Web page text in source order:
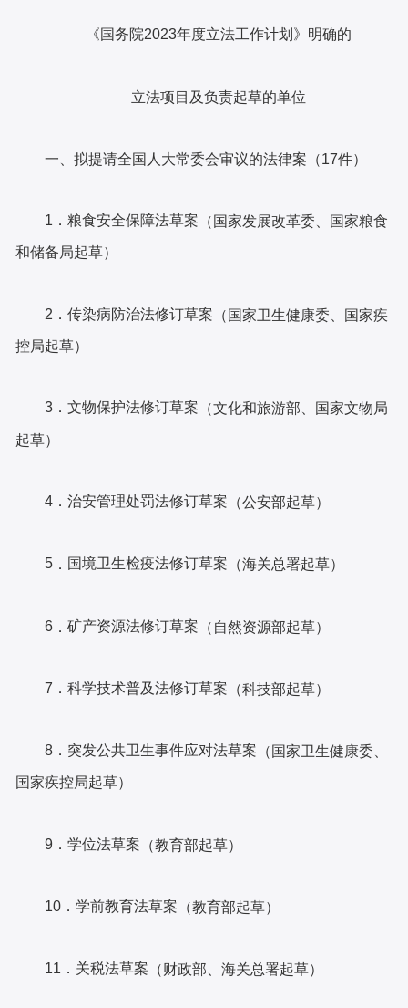
《国务院2023年度立法工作计划》明确的
立法项目及负责起草的单位
一、拟提请全国人大常委会审议的法律案（17件）
1．粮食安全保障法草案 （国家发展改革委、国家粮食
和储备局起草）
2．传染病防治法修订草案 （国家卫生健康委、国家疾
控局起草）
3．文物保护法修订草案 （文化和旅游部、国家文物局
起草）
4．治安管理处罚法修订草案 （公安部起草）
5 ． 国境卫生检疫法修订草案 （海关总署起草）
6 ．矿产资源法修订草案 （自然资源部起草）
7．科学技术普及法修订草案 （科技部起草）
8．突发公共卫生事件应对法草案 （国家卫生健康委、
国家疾控局起草）
9．学位法草案 （教育部起草）
10．学前教育法草案 （教育部起草）
11．关税法草案 （财政部、海关总署起草）